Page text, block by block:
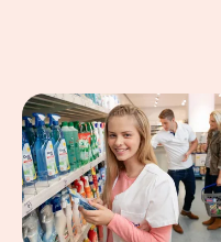
Eindrücke aus